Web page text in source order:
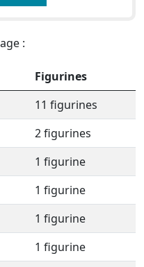
:
Figurines
11 figurines
2 figurines
1 figurine
1 figurine
1 figurine
1 figurine